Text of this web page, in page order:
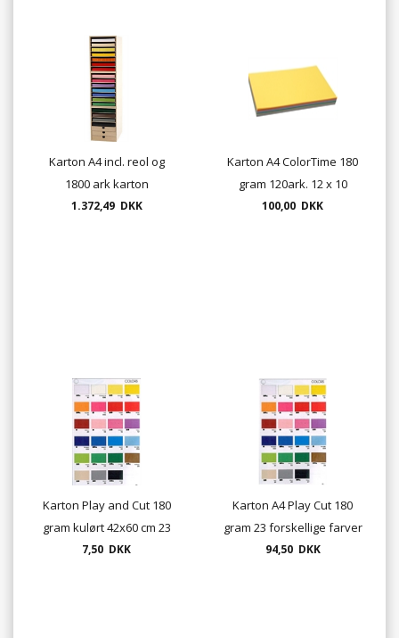
Karton A4 incl. reol og
1800 ark karton
1.372,49 DKK
Karton A4 ColorTime 180
gram 120ark. 12 x 10
farver.
100,00 DKK
Karton Play and Cut 180
gram kulørt 42x60 cm 23
farver
7,50 DKK
Karton A4 Play Cut 180
gram 23 forskellige farver
- pk. med 100 ark.
94,50 DKK